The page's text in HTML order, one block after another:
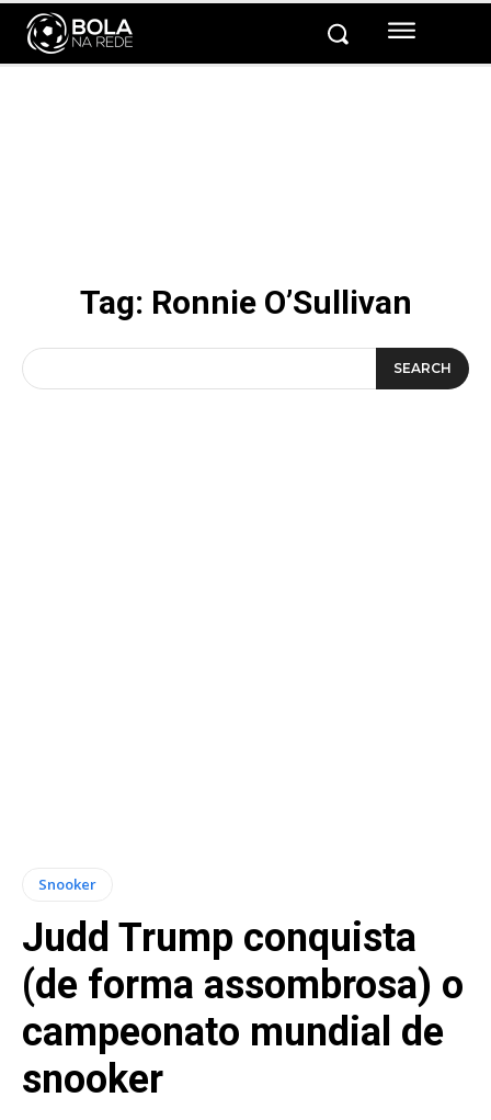
Tag: Ronnie O’Sullivan
SEARCH
Snooker
Judd Trump conquista
(de forma assombrosa) o
campeonato mundial de
snooker